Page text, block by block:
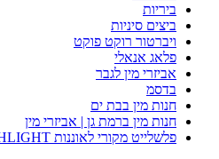
ביריות
ביצים סיניות
ויברטור רוקט פוקט
פלאג אנאלי
אביזרי מין לגבר
בדסמ
חנות מין בבת ים
חנות מין ברמת גן | אביזרי מין
פלשלייט מקורי לאוננות FLESHLIGHT